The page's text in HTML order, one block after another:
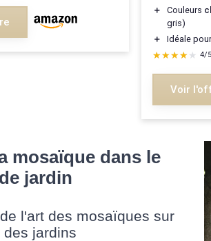
＋
Couleurs
gris)
＋
Idéale
★★★★★
★★★★★ 4/5
Voir
mosaïque dans le
jardin
l'art des mosaïques sur
jardins